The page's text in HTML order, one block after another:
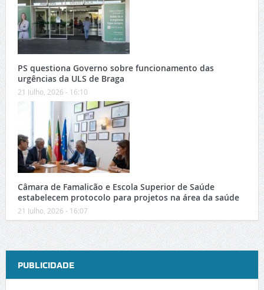
PS questiona Governo sobre funcionamento das
urgências da ULS de Braga
21 Julho, 2026 - 16:10
Câmara de Famalicão e Escola Superior de Saúde
estabelecem protocolo para projetos na área da saúde
21 Julho, 2026 - 16:07
PUBLICIDADE